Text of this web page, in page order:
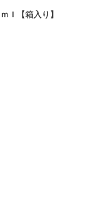
ｌ【箱入り】